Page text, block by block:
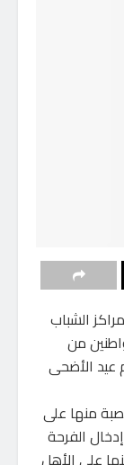
الشباب
من
عيد الأضحى
منها على
الفرحة